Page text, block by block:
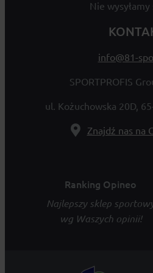
Nie wysyłamy
info@81-
SPORTPROFIS
ul. Kożuchowska 20D,
Znajdź nas na
Ranking Opineo
Najlepszy sklep
wg Waszych opinii!